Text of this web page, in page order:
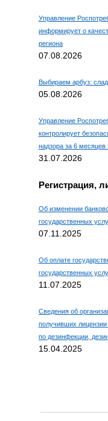
Управление
информирует о
региона
07.08.2026
Выбираем арбуз:
05.08.2026
Управление
контролирует
надзора за 6 месяцев
31.07.2026
Регистрация,
Об изменении
государственных
07.11.2025
Об оплате
государственных
11.07.2025
Сведения об
получивших лицензии
по дезинфекции,
15.04.2025